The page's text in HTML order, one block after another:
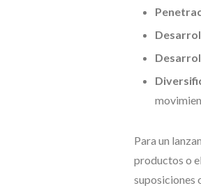
Para un
productos o
suposiciones